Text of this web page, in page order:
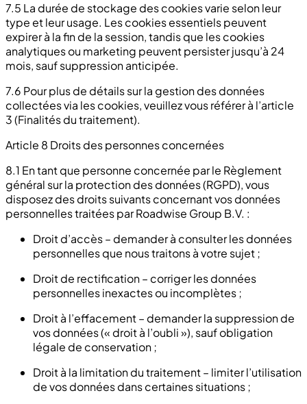
7.5 La durée de stockage des cookies varie selon leur
type et leur usage. Les cookies essentiels peuvent
expirer à la fin de la session, tandis que les cookies
analytiques ou marketing peuvent persister jusqu’à 24
mois, sauf suppression anticipée.
7.6 Pour plus de détails sur la gestion des données
collectées via les cookies, veuillez vous référer à l’article
3 (Finalités du traitement).
Article 8 Droits des personnes concernées
8.1 En tant que personne concernée par le Règlement
général sur la protection des données (RGPD), vous
disposez des droits suivants concernant vos données
personnelles traitées par Roadwise Group B.V. :
Droit d’accès – demander à consulter les données
personnelles que nous traitons à votre sujet ;
Droit de rectification – corriger les données
personnelles inexactes ou incomplètes ;
Droit à l’effacement – demander la suppression de
vos données (« droit à l’oubli »), sauf obligation
légale de conservation ;
Droit à la limitation du traitement – limiter l’utilisation
de vos données dans certaines situations ;